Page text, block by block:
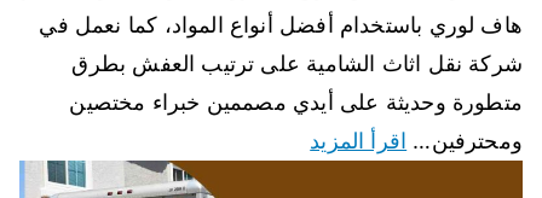
هاف لوري باستخدام أفضل أنواع المواد، كما نعمل في
شركة نقل اثاث الشامية على ترتيب العفش بطرق
متطورة وحديثة على أيدي مصممين خبراء مختصين
ومحترفين… اقرأ المزيد